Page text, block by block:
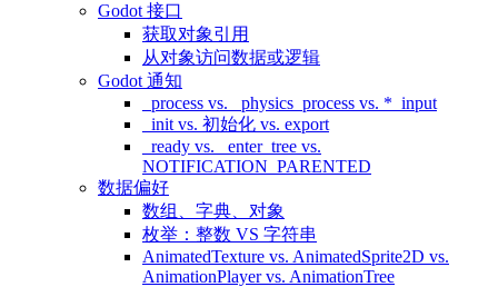
Godot 接口
获取对象引用
从对象访问数据或逻辑
Godot 通知
_process vs. _physics_process vs. *_input
_init vs. 初始化 vs. export
_ready vs. _enter_tree vs.
NOTIFICATION_PARENTED
数据偏好
数组、字典、对象
枚举：整数 VS 字符串
AnimatedTexture vs. AnimatedSprite2D vs.
AnimationPlayer vs. AnimationTree